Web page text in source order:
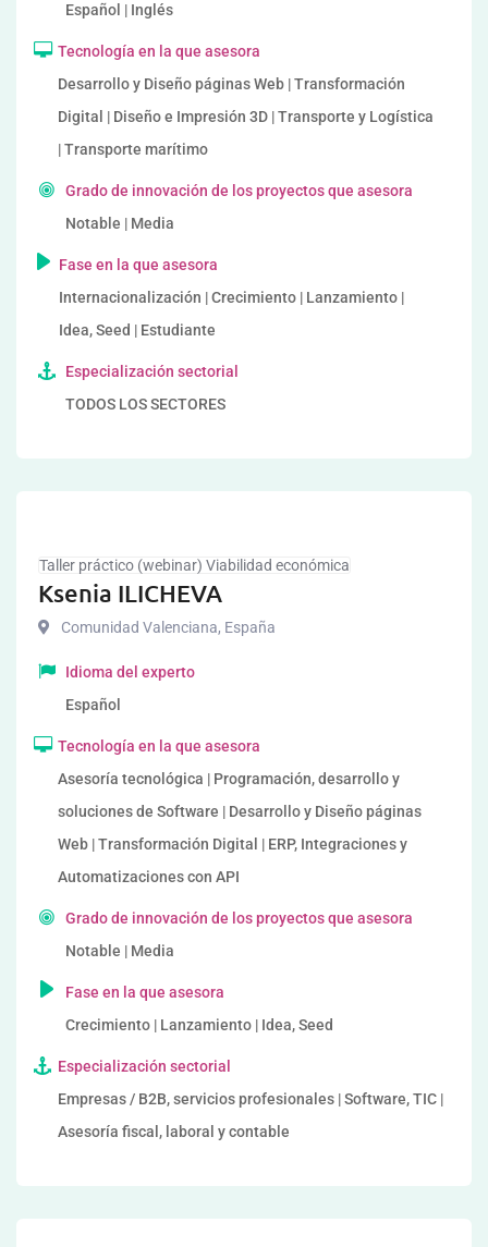
Español | Inglés
Tecnología en la que asesora
Desarrollo y Diseño páginas Web | Transformación
Digital | Diseño e Impresión 3D | Transporte y Logística
| Transporte marítimo
Grado de innovación de los proyectos que asesora
Notable | Media
Fase en la que asesora
Internacionalización | Crecimiento | Lanzamiento |
Idea, Seed | Estudiante
Especialización sectorial
TODOS LOS SECTORES
Taller práctico (webinar) Viabilidad económica
Ksenia ILICHEVA
Comunidad Valenciana, España
Idioma del experto
Español
Tecnología en la que asesora
Asesoría tecnológica | Programación, desarrollo y
soluciones de Software | Desarrollo y Diseño páginas
Web | Transformación Digital | ERP, Integraciones y
Automatizaciones con API
Grado de innovación de los proyectos que asesora
Notable | Media
Fase en la que asesora
Crecimiento | Lanzamiento | Idea, Seed
Especialización sectorial
Empresas / B2B, servicios profesionales | Software, TIC |
Asesoría fiscal, laboral y contable